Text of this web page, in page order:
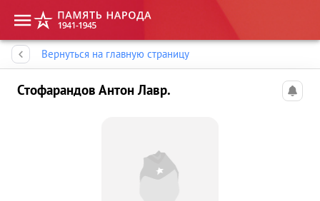
Вернуться на главную страницу
Стофарандов Антон Лавр.
Память народа